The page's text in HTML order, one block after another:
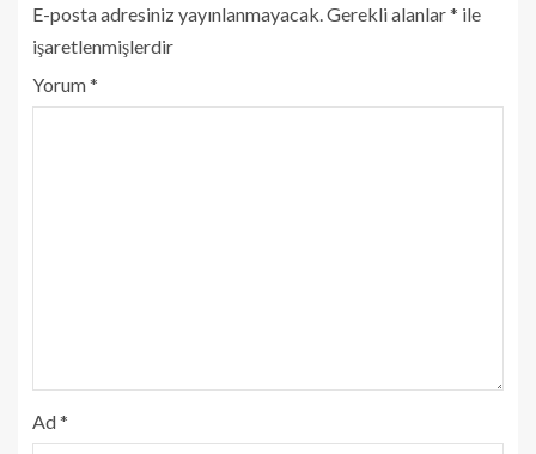
E-posta adresiniz yayınlanmayacak. Gerekli alanlar* ile
işaretlenmişlerdir
Yorum*
Ad*